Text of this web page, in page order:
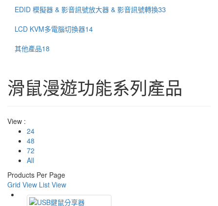
EDID 模擬器 & 影音訊號放大器 & 影音訊號轉換33
LCD KVM多電腦切換器14
其他產品18
滑鼠漫遊功能系列產品
View :
24
48
72
All
Products Per Page
Grid View List View